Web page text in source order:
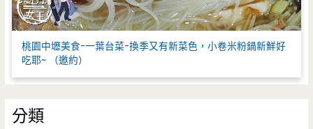
桃園中壢美食-一葉台菜-換季又有新菜色，小卷米粉鍋新鮮好
吃耶~ （邀約）
分類